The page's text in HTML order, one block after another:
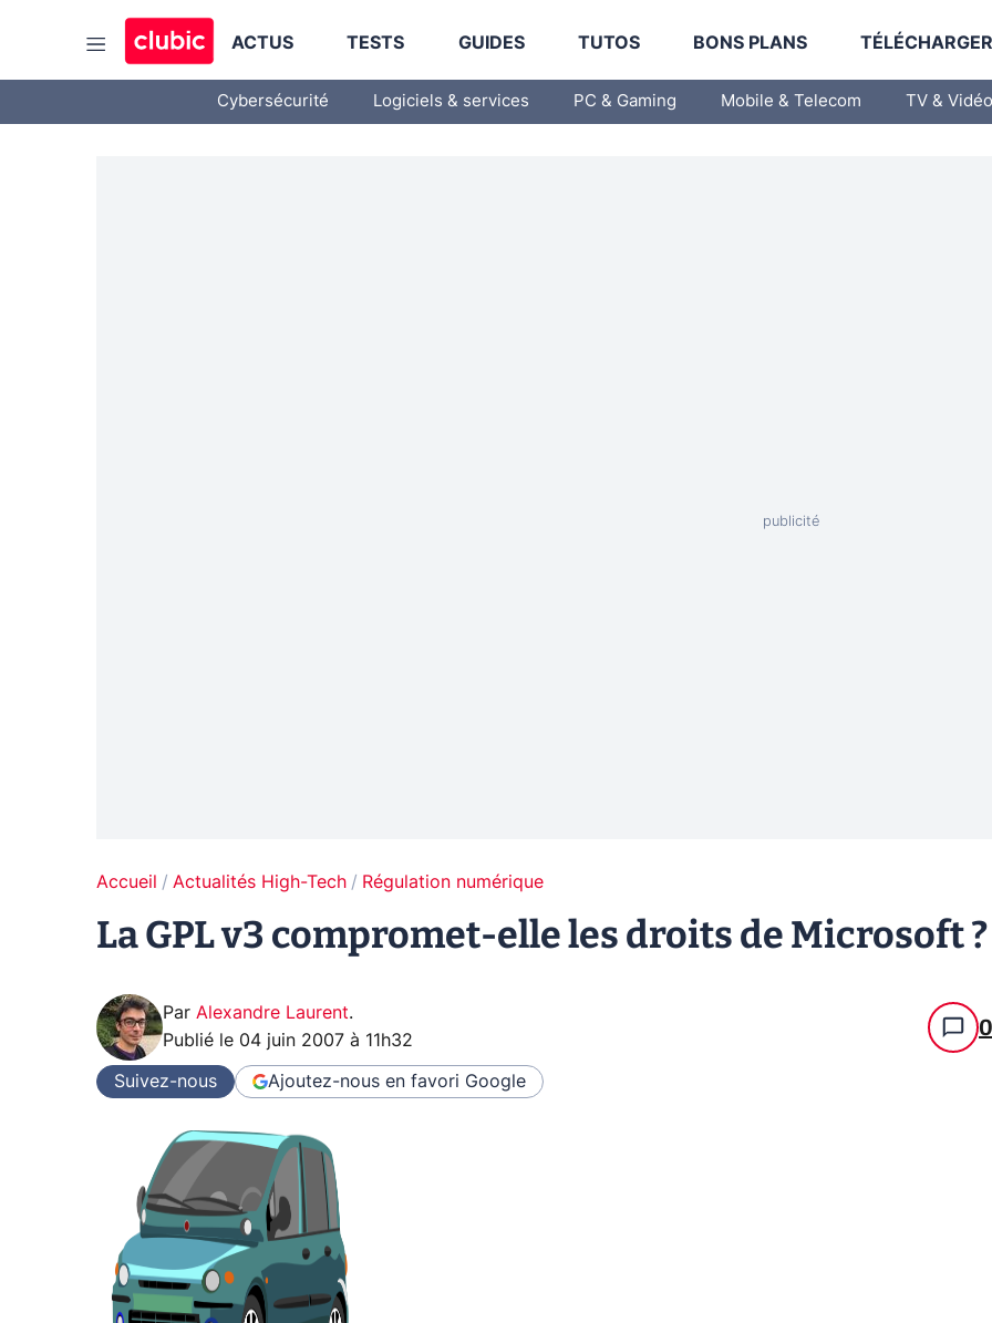
ACTUS TESTS GUIDES TUTOS BONS PLANS
Cybersécurité Logiciels & services PC & Gaming Mobile & Telecom TV & Vidéo
Accueil Actualités High-Tech Régulation numérique
La GPL v3 compromet-elle les droits de Microsoft ?
Par Alexandre Laurent.
Publié le 04 juin 2007 à 11h32 0
Suivez-nous Ajoutez-nous en favori Google